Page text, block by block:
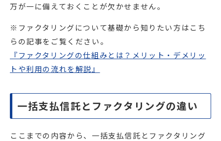
万が一に備えておくことが欠かせません。
※ファクタリングについて基礎から知りたい方はこち
らの記事をご覧ください。
『ファクタリングの仕組みとは？メリット・デメリッ
トや利用の流れを解説 』
一括支払信託とファクタリングの違い
ここまでの内容から、一括支払信託とファクタリング